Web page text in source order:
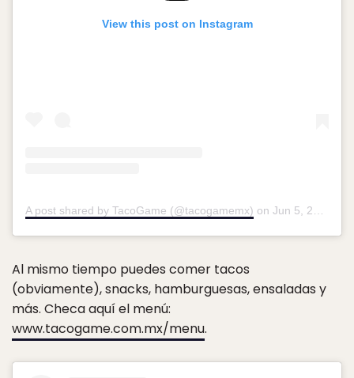
View this post on Instagram
A post shared by TacoGame (@tacogamemx) on Jun 5, 2018 at 6:35pm PDT
Al mismo tiempo puedes comer tacos
(obviamente), snacks, hamburguesas, ensaladas y
más. Checa aquí el menú:
www.tacogame.com.mx/menu.